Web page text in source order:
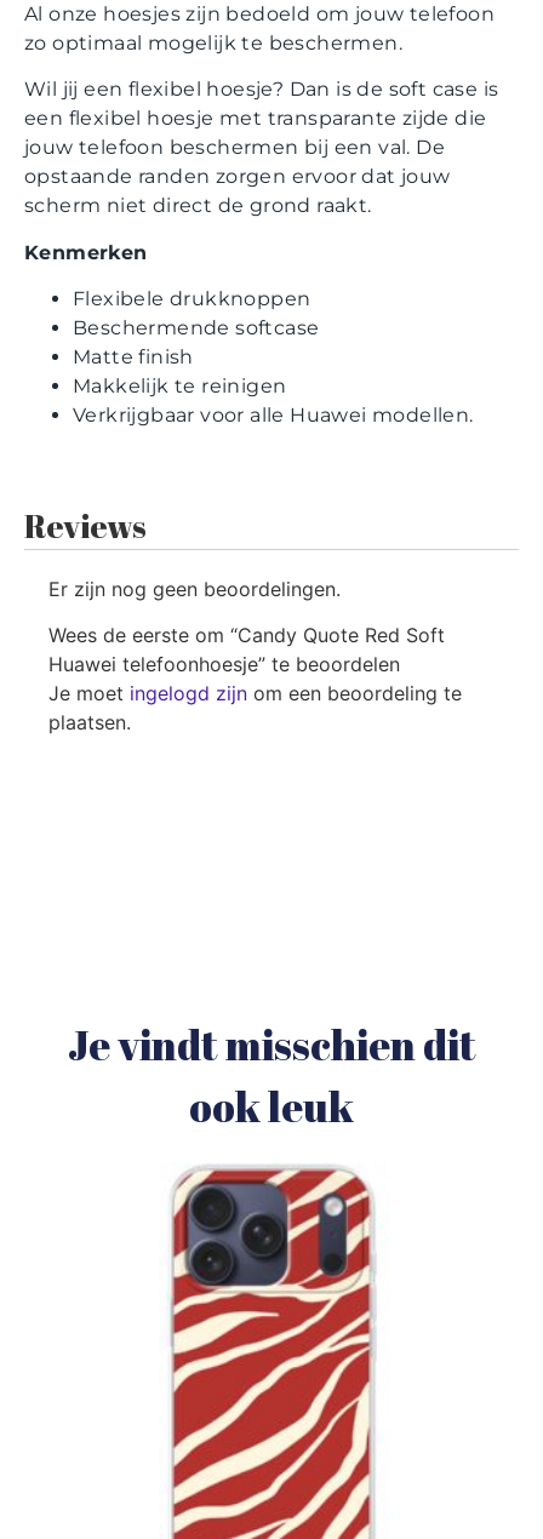
Al onze hoesjes zijn bedoeld om jouw telefoon
zo optimaal mogelijk te beschermen.
Wil jij een flexibel hoesje? Dan is de soft case is
een flexibel hoesje met transparante zijde die
jouw telefoon beschermen bij een val. De
opstaande randen zorgen ervoor dat jouw
scherm niet direct de grond raakt.
Kenmerken
Flexibele drukknoppen
Beschermende softcase
Matte finish
Makkelijk te reinigen
Verkrijgbaar voor alle Huawei modellen.
Reviews
Er zijn nog geen beoordelingen.
Wees de eerste om “Candy Quote Red Soft
Huawei telefoonhoesje” te beoordelen
Je moet ingelogd zijn om een beoordeling te
plaatsen.
Je vindt misschien dit
ook leuk